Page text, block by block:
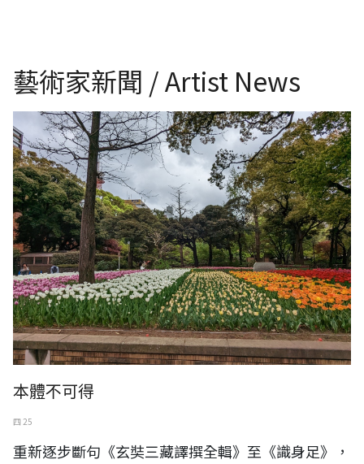
藝術家新聞 / Artist News
圖片說明：日本橫濱公園一景。
本體不可得
四 25
重新逐步斷句《玄奘三藏譯撰全輯》至《識身足》，